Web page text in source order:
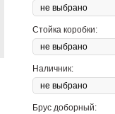
Стойка коробки:
Наличник:
Брус доборный: